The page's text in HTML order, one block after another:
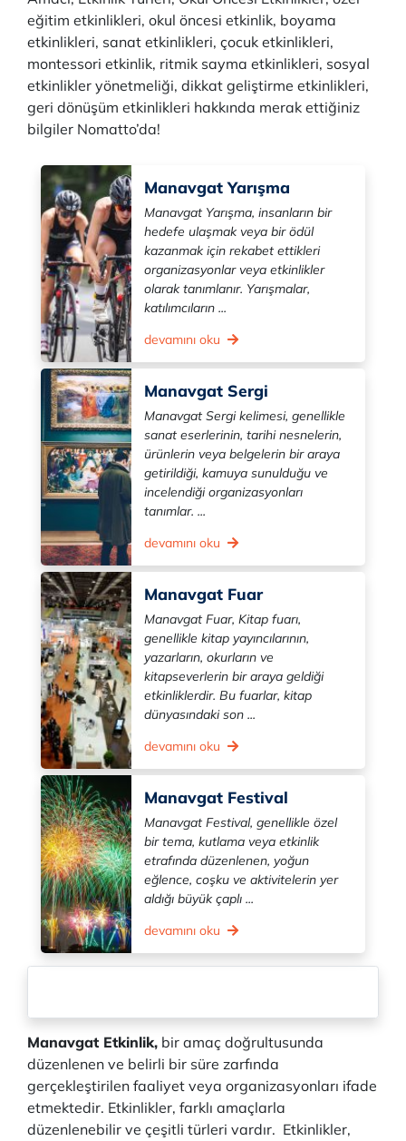
eğitim etkinlikleri, okul öncesi etkinlik, boyama
etkinlikleri, sanat etkinlikleri, çocuk etkinlikleri,
montessori etkinlik, ritmik sayma etkinlikleri, sosyal
etkinlikler yönetmeliği, dikkat geliştirme etkinlikleri,
geri dönüşüm etkinlikleri hakkında merak ettiğiniz
bilgiler Nomatto’da!
Manavgat Yarışma
Manavgat Yarışma, insanların bir
hedefe ulaşmak veya bir ödül
kazanmak için rekabet ettikleri
organizasyonlar veya etkinlikler
olarak tanımlanır. Yarışmalar,
katılımcıların ...
devamını oku
Manavgat Sergi
Manavgat Sergi kelimesi, genellikle
sanat eserlerinin, tarihi nesnelerin,
ürünlerin veya belgelerin bir araya
getirildiği, kamuya sunulduğu ve
incelendiği organizasyonları
tanımlar. ...
devamını oku
Manavgat Fuar
Manavgat Fuar, Kitap fuarı,
genellikle kitap yayıncılarının,
yazarların, okurların ve
kitapseverlerin bir araya geldiği
etkinliklerdir. Bu fuarlar, kitap
dünyasındaki son ...
devamını oku
Manavgat Festival
Manavgat Festival, genellikle özel
bir tema, kutlama veya etkinlik
etrafında düzenlenen, yoğun
eğlence, coşku ve aktivitelerin yer
aldığı büyük çaplı ...
devamını oku
Manavgat Etkinlik, bir amaç doğrultusunda
düzenlenen ve belirli bir süre zarfında
gerçekleştirilen faaliyet veya organizasyonları ifade
etmektedir. Etkinlikler, farklı amaçlarla
düzenlenebilir ve çeşitli türleri vardır. Etkinlikler,